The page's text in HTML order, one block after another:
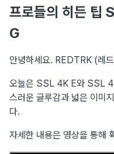
프로들의 히든 팁
G
안녕하세요. REDTRK (레
오늘은 SSL 4K E와 SSL
스러운 글루감과 넓은 이미
다.
자세한 내용은 영상을 통해